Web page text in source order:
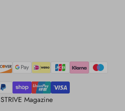
STRIVE Magazine
Zahlungsmethoden